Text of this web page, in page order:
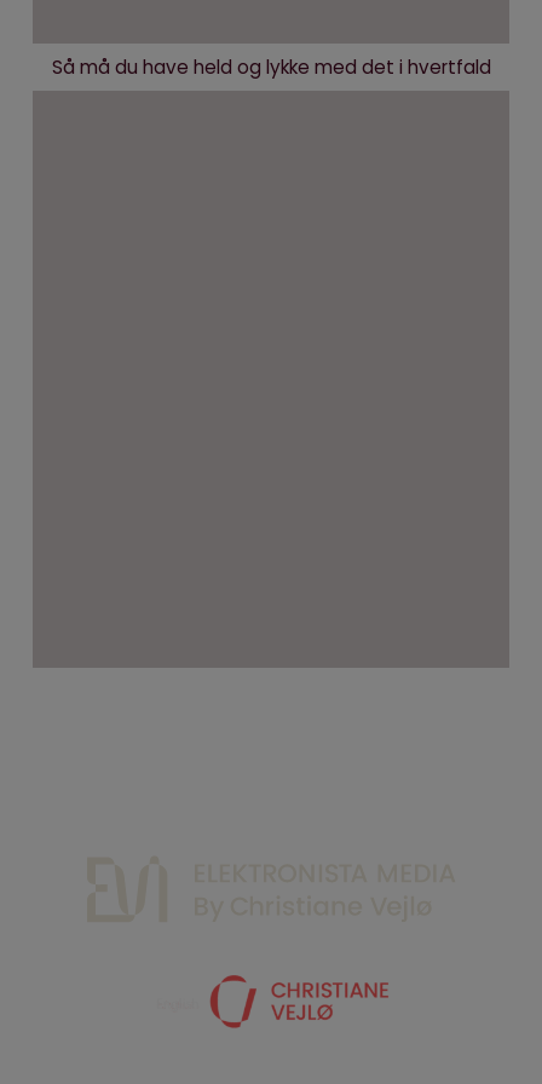
Så må du have held og lykke med det i hvertfald